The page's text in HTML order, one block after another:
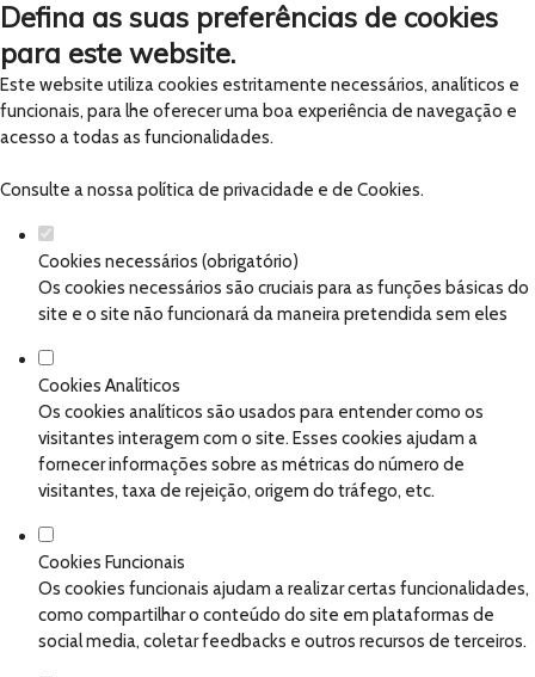
Defina as suas preferências de cookies
para este website.
Este website utiliza cookies estritamente necessários, analíticos e
funcionais, para lhe oferecer uma boa experiência de navegação e
acesso a todas as funcionalidades.
Consulte a nossapolítica de privacidade e de Cookies.
Cookies necessários (obrigatório)
Os cookies necessários são cruciais para as funções básicas do
site e o site não funcionará da maneira pretendida sem eles
Cookies Analíticos
Os cookies analíticos são usados para entender como os
visitantes interagem com o site. Esses cookies ajudam a
fornecer informações sobre as métricas do número de
visitantes, taxa de rejeição, origem do tráfego, etc.
Cookies Funcionais
Os cookies funcionais ajudam a realizar certas funcionalidades,
como compartilhar o conteúdo do site em plataformas de
social media, coletar feedbacks e outros recursos de terceiros.